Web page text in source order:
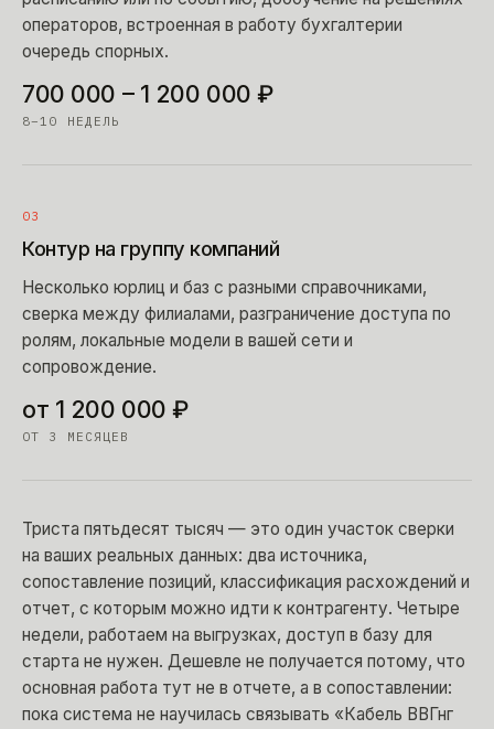
операторов, встроенная в работу бухгалтерии
очередь спорных.
700 000 – 1 200 000 ₽
8–10 НЕДЕЛЬ
03
Контур на группу компаний
Несколько юрлиц и баз с разными справочниками,
сверка между филиалами, разграничение доступа по
ролям, локальные модели в вашей сети и
сопровождение.
от 1 200 000 ₽
ОТ 3 МЕСЯЦЕВ
Триста пятьдесят тысяч — это один участок сверки
на ваших реальных данных: два источника,
сопоставление позиций, классификация расхождений и
отчет, с которым можно идти к контрагенту. Четыре
недели, работаем на выгрузках, доступ в базу для
старта не нужен. Дешевле не получается потому, что
основная работа тут не в отчете, а в сопоставлении:
пока система не научилась связывать «Кабель ВВГнг